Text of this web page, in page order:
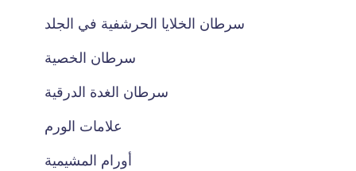
سرطان الخلايا الحرشفية في الجلد
سرطان الخصية
سرطان الغدة الدرقية
علامات الورم
أورام المشيمية